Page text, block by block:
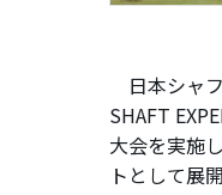
日本シャ
SHAFT
大会を実施
トとして展